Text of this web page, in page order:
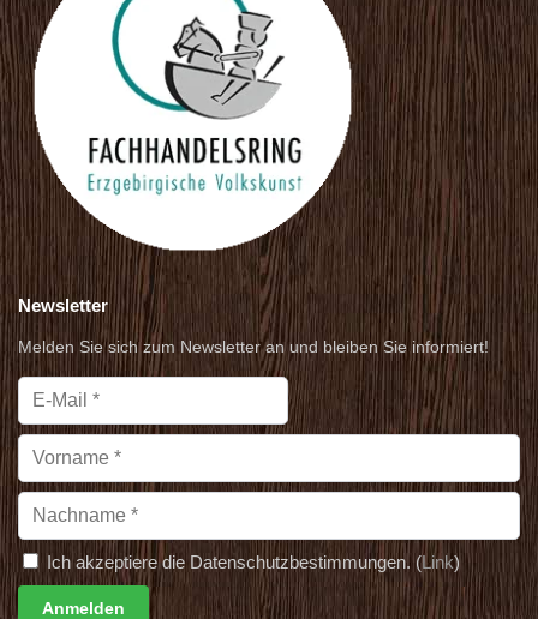
Newsletter
Melden Sie sich zum Newsletter an und bleiben Sie informiert!
Ich akzeptiere die Datenschutzbestimmungen. (Link)